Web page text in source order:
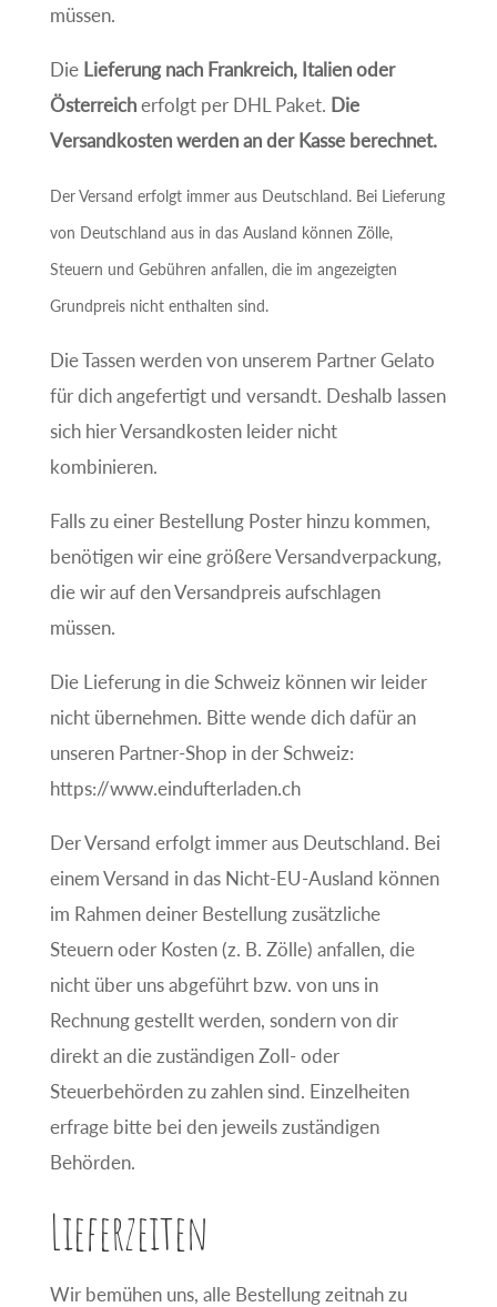
müssen.
Die Lieferung nach Frankreich, Italien oder
Österreicherfolgt per DHL Paket. Die
Versandkosten werden an der Kasse berechnet.
Der Versand erfolgt immer aus Deutschland. Bei Lieferung
von Deutschland aus in das Ausland können Zölle,
Steuern und Gebühren anfallen, die im angezeigten
Grundpreis nicht enthalten sind.
Die Tassen werden von unserem Partner Gelato
für dich angefertigt und versandt. Deshalb lassen
sich hier Versandkosten leider nicht
kombinieren.
Falls zu einer Bestellung Poster hinzu kommen,
benötigen wir eine größere Versandverpackung,
die wir auf den Versandpreis aufschlagen
müssen.
Die Lieferung in die Schweiz können wir leider
nicht übernehmen. Bitte wende dich dafür an
unseren Partner-Shop in der Schweiz:
https://www.eindufterladen.ch
Der Versand erfolgt immer aus Deutschland. Bei
einem Versand in das Nicht-EU-Ausland können
im Rahmen deiner Bestellung zusätzliche
Steuern oder Kosten (z. B. Zölle) anfallen, die
nicht über uns abgeführt bzw. von uns in
Rechnung gestellt werden, sondern von dir
direkt an die zuständigen Zoll- oder
Steuerbehörden zu zahlen sind. Einzelheiten
erfrage bitte bei den jeweils zuständigen
Behörden.
Lieferzeiten
Wir bemühen uns, alle Bestellung zeitnah zu